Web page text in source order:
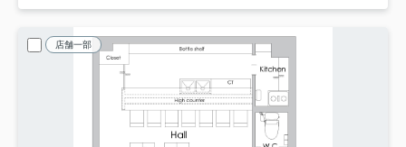
店舗一部